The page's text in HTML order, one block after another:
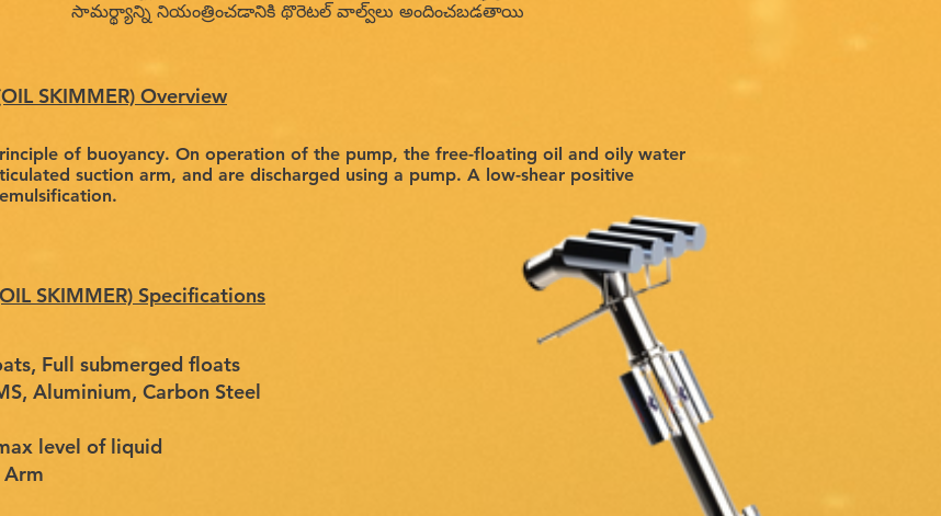
సామర్థ్యాన్ని నియంత్రించడానికి థొరెటల్ వాల్వ్‌లు అందించబడతాయి
of buoyancy. On operation of the pump, the free-floating oil and oily water
suction arm, and are discharged using a pump. A low-shear positive
SKIMMER) Overview
SKIMMER) Specifications
Full submerged floats
Aluminium, Carbon Steel
level of liquid